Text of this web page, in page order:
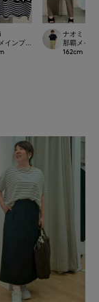
インプレイス
ナオミ
那覇メイ
162cm